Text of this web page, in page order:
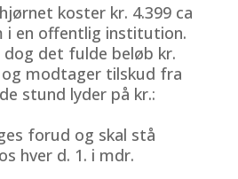
koster kr. 4.399 ca
i en offentlig institution.
det fulde beløb kr.
og modtager tilskud fra
stund lyder på kr.:
forud og skal stå
hver d. 1. i mdr.